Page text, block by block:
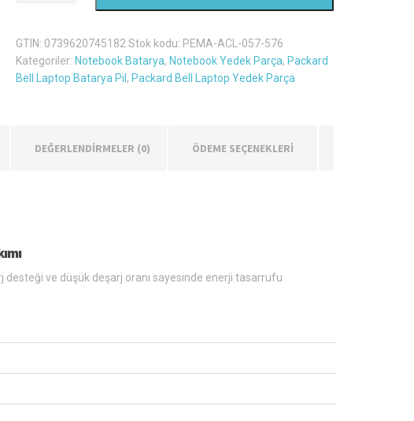
Laptop
Batarya
Pil
GTIN: 0739620745182 Stok kodu: PEMA-ACL-057-576
Kategoriler: Notebook Batarya, Notebook Yedek Parça, Packard
Bell Laptop Batarya Pil , Packard Bell Laptop Yedek Parça
DEĞERLENDIRMELER (0) ÖDEME SEÇENEKLERİ
desteği ve düşük deşarj oranı sayesinde enerji tasarrufu